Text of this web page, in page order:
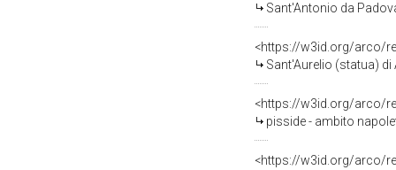
Sant'Antonio da
<https://w3id.org/arco/
Sant'Aurelio (statua)
<https://w3id.org/arco/
pisside - ambito
<https://w3id.org/arco/